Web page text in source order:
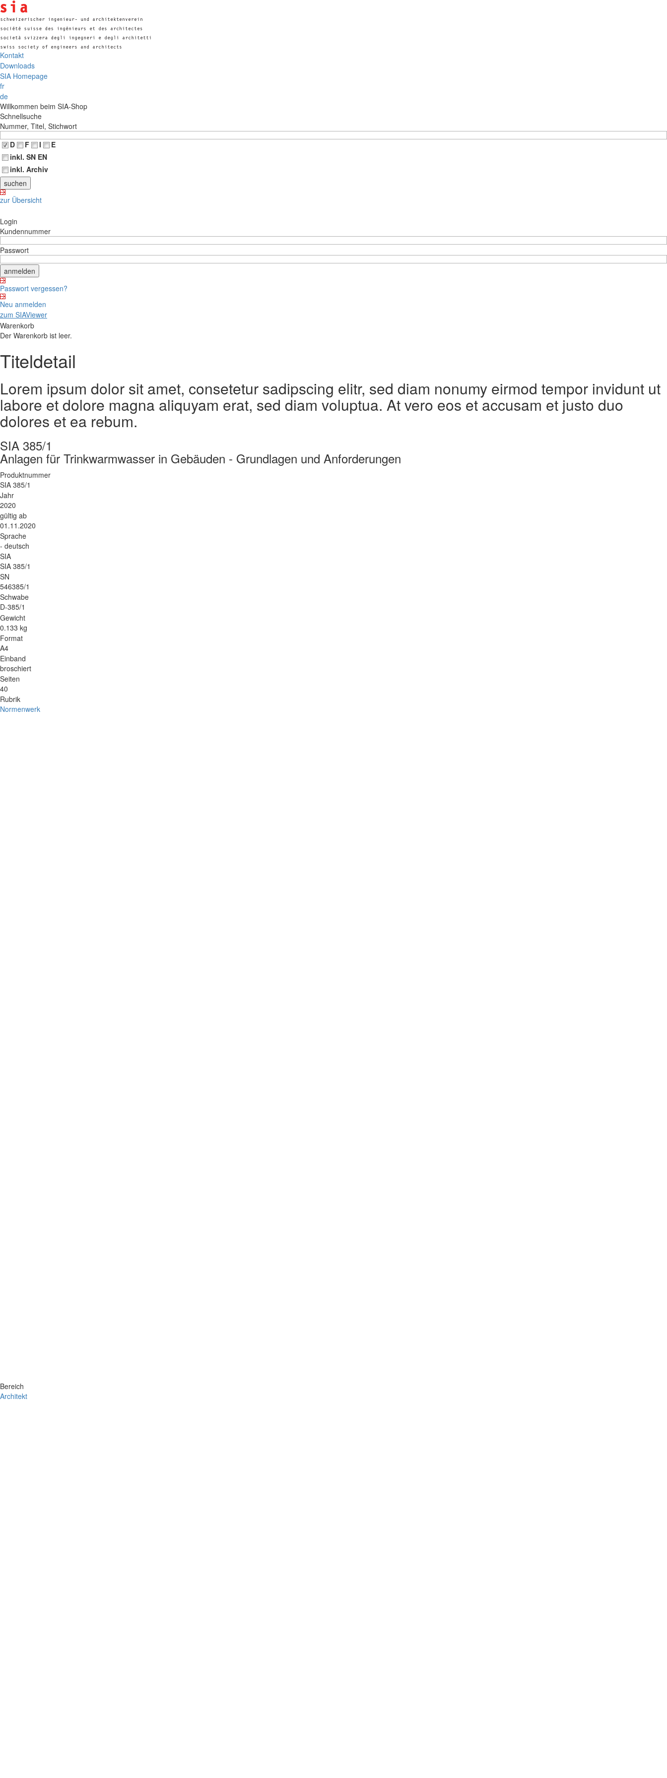
Kontakt
Downloads
SIA Homepage
fr
de
Willkommen beim SIA-Shop
Schnellsuche
Nummer, Titel, Stichwort
D
F I
E
inkl. SN EN
inkl. Archiv
zur Übersicht
Login
Kundennummer
Passwort
Passwort vergessen?
Neu anmelden
zum SIAViewer
Warenkorb
Der Warenkorb ist leer.
Titeldetail
Lorem ipsum dolor sit amet, consetetur sadipscing elitr, sed diam nonumy eirmod tempor invidunt ut
labore et dolore magna aliquyam erat, sed diam voluptua. At vero eos et accusam et justo duo
dolores et ea rebum.
SIA 385/1
Anlagen für Trinkwarmwasser in Gebäuden - Grundlagen und Anforderungen
Produktnummer
SIA 385/1
Jahr
2020
gültig ab
01.11.2020
Sprache
- deutsch
SIA
SIA 385/1
SN
546385/1
Schwabe
D-385/1
Gewicht
0.133 kg
Format
A4
Einband
broschiert
Seiten
40
Rubrik
Normenwerk
Bereich
Architekt